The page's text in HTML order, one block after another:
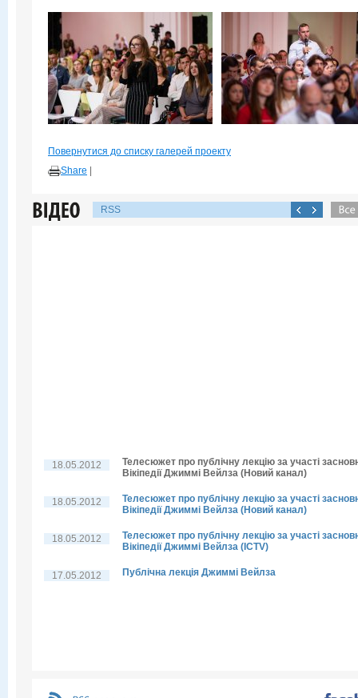
Повернутися до списку галерей проекту
Share
RSS
18.05.2012
Телесюжет про публічну лекцію за участі
Вікіпедії Джиммі Вейлза (Новий канал)
18.05.2012
Телесюжет про публічну лекцію за участі
Вікіпедії Джиммі Вейлза (Новий канал)
18.05.2012
Телесюжет про публічну лекцію за участі
Вікіпедії Джиммі Вейлза (ICTV)
17.05.2012 Публічна лекція Джиммі Вейлза